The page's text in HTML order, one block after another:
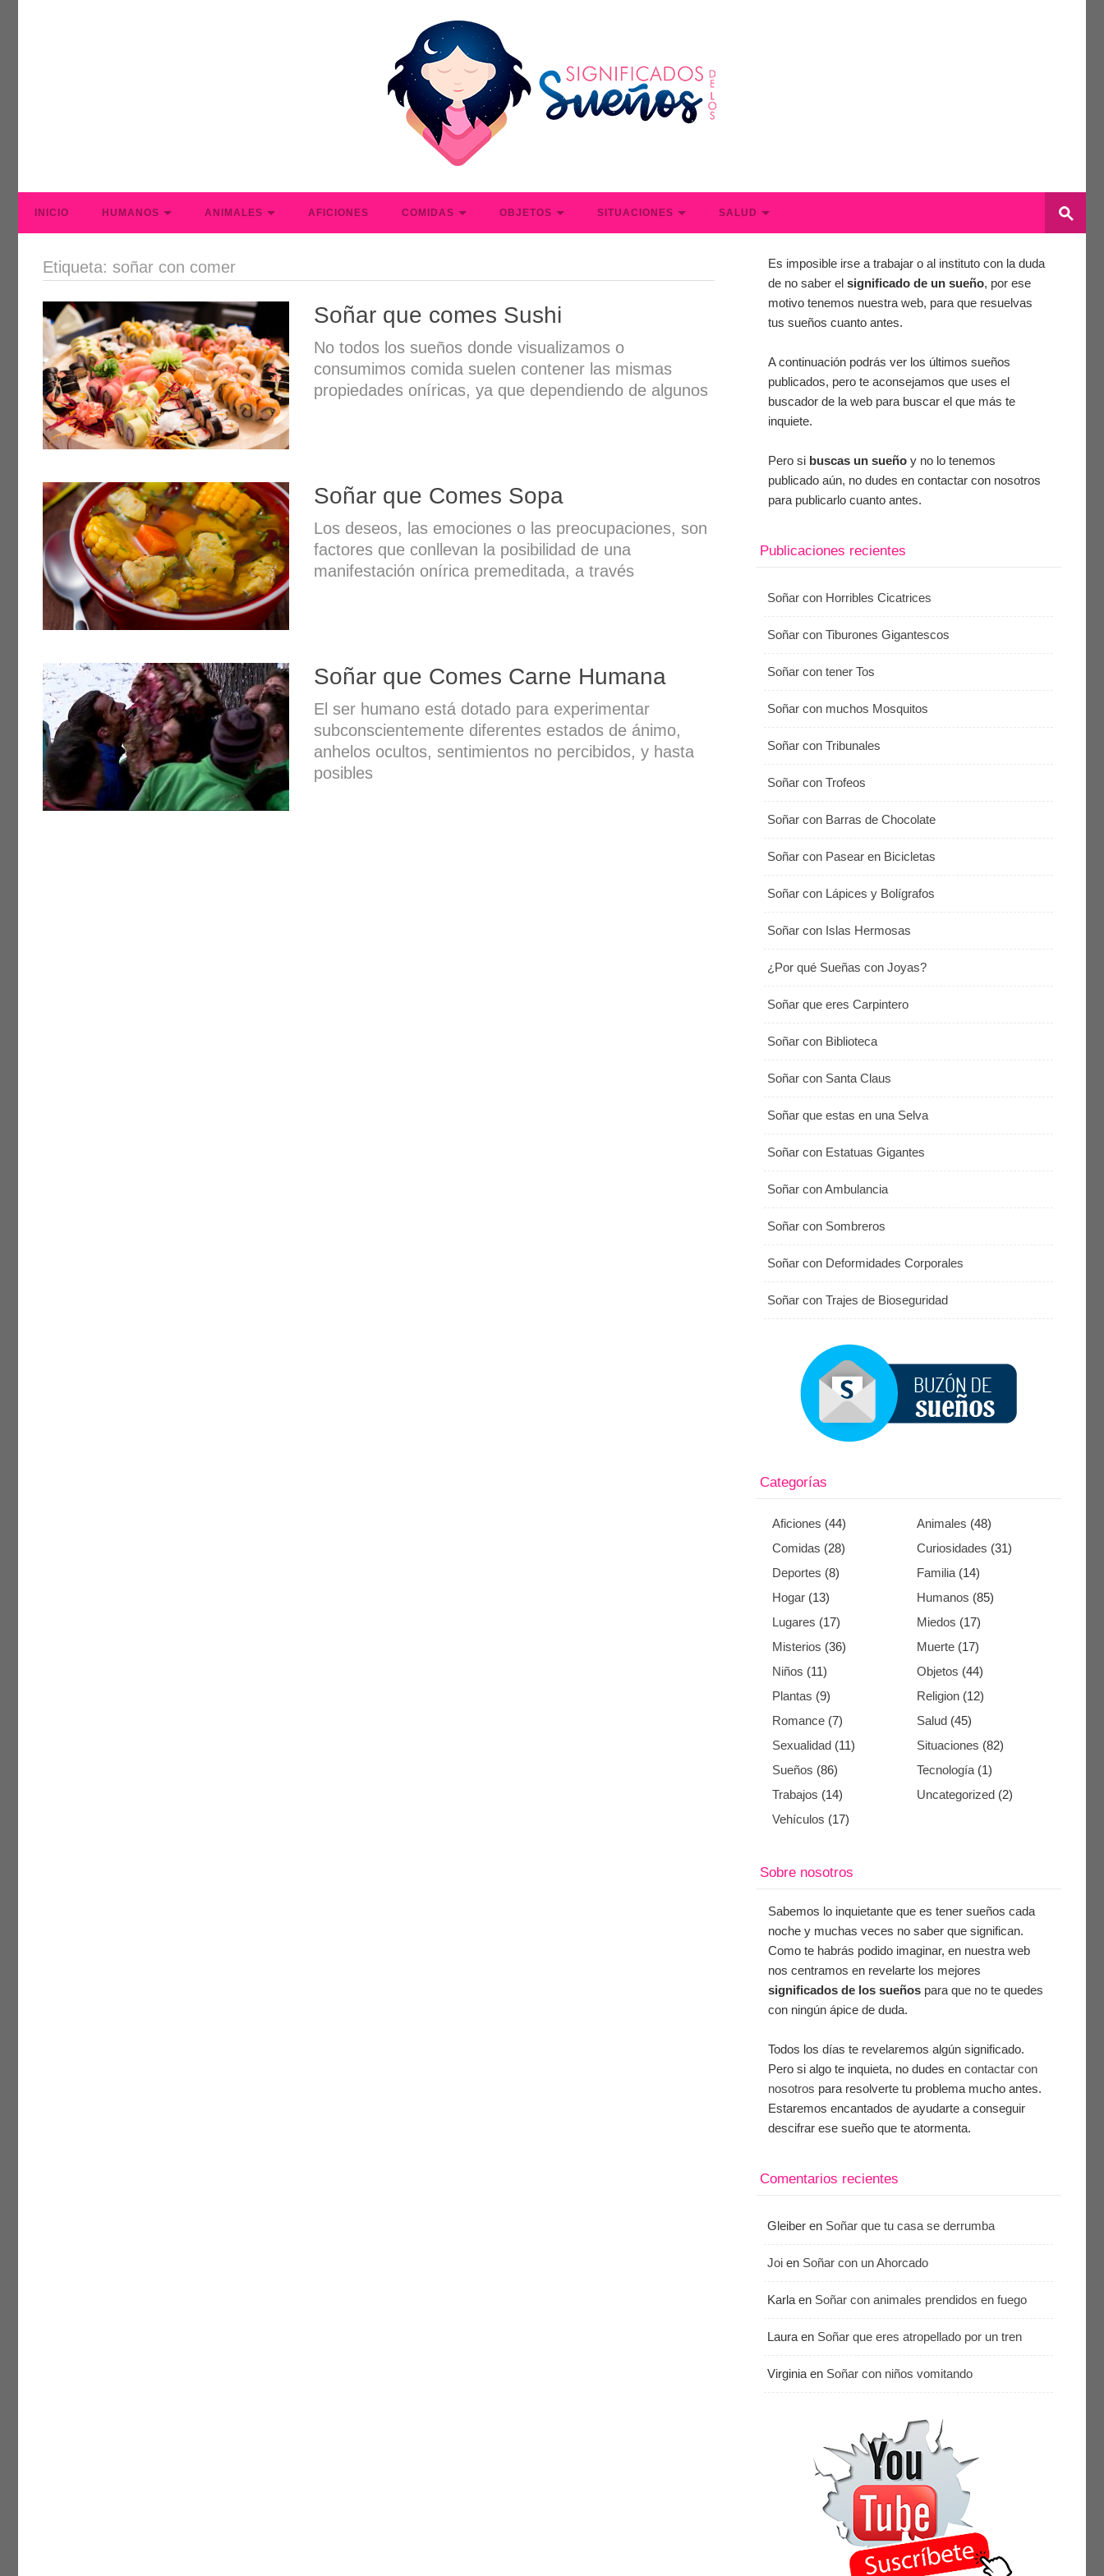
INICIO HUMANOS ANIMALES AFICIONES COMIDAS OBJETOS SITUACIONES SALUD
Etiqueta: soñar con comer
Soñar que comes Sushi
No todos los sueños donde visualizamos o
consumimos comida suelen contener las mismas
propiedades oníricas, ya que dependiendo de algunos
Soñar que Comes Sopa
Los deseos, las emociones o las preocupaciones, son
factores que conllevan la posibilidad de una
manifestación onírica premeditada, a través
Soñar que Comes Carne Humana
El ser humano está dotado para experimentar
subconscientemente diferentes estados de ánimo,
anhelos ocultos, sentimientos no percibidos, y hasta
posibles
Es imposible irse a trabajar o al instituto con la duda
de no saber el significado de un sueño, por ese
motivo tenemos nuestra web, para que resuelvas
tus sueños cuanto antes.
A continuación podrás ver los últimos sueños
publicados, pero te aconsejamos que uses el
buscador de la web para buscar el que más te
inquiete.
Pero si buscas un sueño y no lo tenemos
publicado aún, no dudes en contactar con nosotros
para publicarlo cuanto antes.
Publicaciones recientes
Soñar con Horribles Cicatrices
Soñar con Tiburones Gigantescos
Soñar con tener Tos
Soñar con muchos Mosquitos
Soñar con Tribunales
Soñar con Trofeos
Soñar con Barras de Chocolate
Soñar con Pasear en Bicicletas
Soñar con Lápices y Bolígrafos
Soñar con Islas Hermosas
¿Por qué Sueñas con Joyas?
Soñar que eres Carpintero
Soñar con Biblioteca
Soñar con Santa Claus
Soñar que estas en una Selva
Soñar con Estatuas Gigantes
Soñar con Ambulancia
Soñar con Sombreros
Soñar con Deformidades Corporales
Soñar con Trajes de Bioseguridad
Categorías
Aficiones (44) Animales (48)
Comidas (28) Curiosidades (31)
Deportes (8) Familia (14)
Hogar (13) Humanos (85)
Lugares (17) Miedos (17)
Misterios (36) Muerte (17)
Niños (11) Objetos (44)
Plantas (9) Religion (12)
Romance (7) Salud (45)
Sexualidad (11) Situaciones (82)
Sueños (86) Tecnología (1)
Trabajos (14) Uncategorized (2)
Vehículos (17)
Sobre nosotros
Sabemos lo inquietante que es tener sueños cada
noche y muchas veces no saber que significan.
Como te habrás podido imaginar, en nuestra web
nos centramos en revelarte los mejores
significados de los sueños para que no te quedes
con ningún ápice de duda.
Todos los días te revelaremos algún significado.
Pero si algo te inquieta, no dudes en contactar con
nosotros para resolverte tu problema mucho antes.
Estaremos encantados de ayudarte a conseguir
descifrar ese sueño que te atormenta.
Comentarios recientes
Gleiber en Soñar que tu casa se derrumba
Joi en Soñar con un Ahorcado
Karla en Soñar con animales prendidos en fuego
Laura en Soñar que eres atropellado por un tren
Virginia en Soñar con niños vomitando